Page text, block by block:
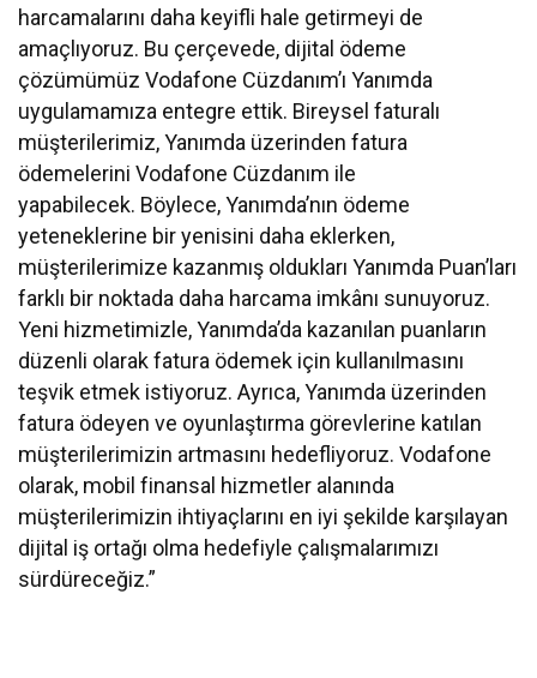
harcamalarını daha keyifli hale getirmeyi de
amaçlıyoruz. Bu çerçevede, dijital ödeme
çözümümüz Vodafone Cüzdanım’ı Yanımda
uygulamamıza entegre ettik. Bireysel faturalı
müşterilerimiz, Yanımda üzerinden fatura
ödemelerini Vodafone Cüzdanım ile
yapabilecek. Böylece, Yanımda’nın ödeme
yeteneklerine bir yenisini daha eklerken,
müşterilerimize kazanmış oldukları Yanımda Puan’ları
farklı bir noktada daha harcama imkânı sunuyoruz.
Yeni hizmetimizle, Yanımda’da kazanılan puanların
düzenli olarak fatura ödemek için kullanılmasını
teşvik etmek istiyoruz. Ayrıca, Yanımda üzerinden
fatura ödeyen ve oyunlaştırma görevlerine katılan
müşterilerimizin artmasını hedefliyoruz. Vodafone
olarak, mobil finansal hizmetler alanında
müşterilerimizin ihtiyaçlarını en iyi şekilde karşılayan
dijital iş ortağı olma hedefiyle çalışmalarımızı
sürdüreceğiz.”